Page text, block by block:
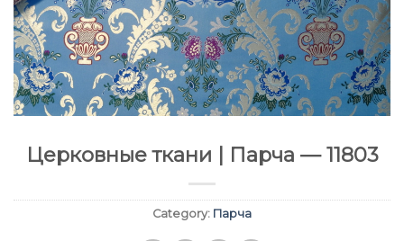
Церковные ткани | Парча — 11803
Category: Парча